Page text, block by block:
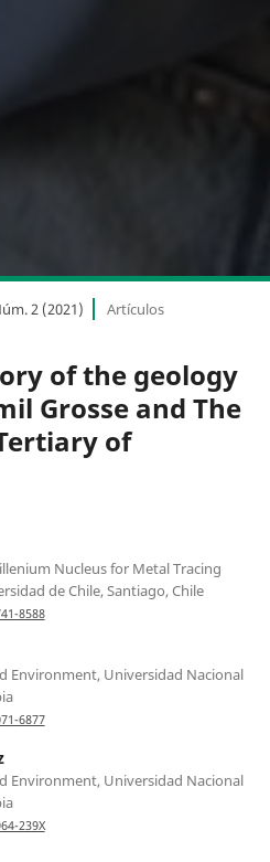
2 (2021) Artículos
of the geology
Grosse and The
of
Nucleus for Metal Tracing
de Chile, Santiago, Chile
8588
Environment, Universidad Nacional
6877
Environment, Universidad Nacional
239X